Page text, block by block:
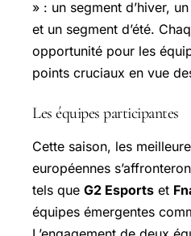
» : un segment d’hiver,
et un segment d’été.
opportunité pour les
points cruciaux en vue
Les équipes participantes
Cette saison, les
européennes
tels que G2 Esports et
équipes émergentes